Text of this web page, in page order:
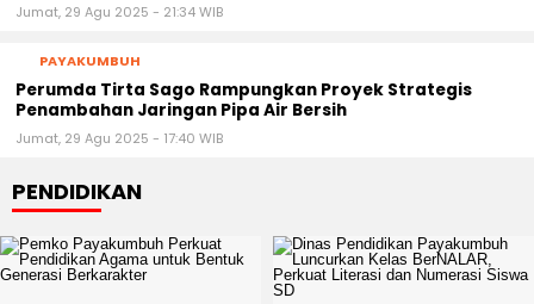
Jumat, 29 Agu 2025 - 21:34 WIB
PAYAKUMBUH
Perumda Tirta Sago Rampungkan Proyek Strategis
Penambahan Jaringan Pipa Air Bersih
Jumat, 29 Agu 2025 - 17:40 WIB
PENDIDIKAN